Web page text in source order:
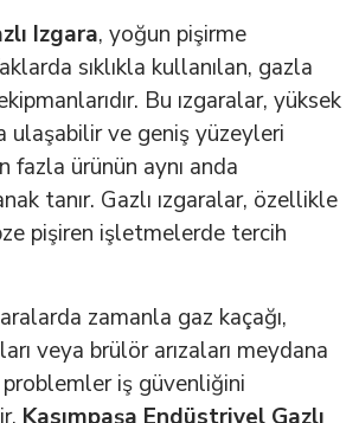
Izgara, yoğun pişirme
sıklıkla kullanılan, gazla
Bu ızgaralar, yüksek
ulaşabilir ve geniş yüzeyleri
fazla ürünün aynı anda
tanır. Gazlı ızgaralar, özellikle
pişiren işletmelerde tercih
zamanla gaz kaçağı,
veya brülör arızaları meydana
iş güvenliğini
Kasımpaşa Endüstriyel Gazlı